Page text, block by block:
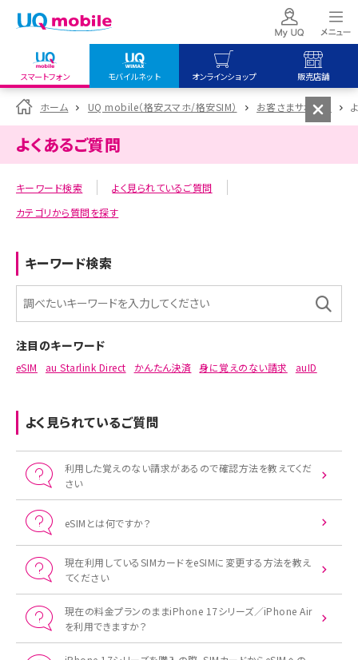
スマートフォン モバイルネット オンラインショップ 販売店舗
my UQ WiMAX
UQ WiMAX ご契約の方
My UQ mobile
UQ mobile
UQ mobile
オンラインショップ
UQ WiMAX
UQ mobile
販売店舗
UQ WiMAX
ホーム UQ mobile（格安スマホ/格安SIM） お客さまサポート
よくあるご質問
キーワード検索
よく見られているご質問
カテゴリから質問を探す
キーワード検索
注目のキーワード
eSIM au Starlink Direct かんたん決済 身に覚えのない請求 auID
よく見られているご質問
利用した覚えのない請求があるので確認方法を教えてくだ
さい
eSIMとは何ですか？
現在利用しているSIMカードをeSIMに変更する方法を教え
てください
現在の料金プランのままiPhone 17シリーズ／iPhone Air
を利用できますか？